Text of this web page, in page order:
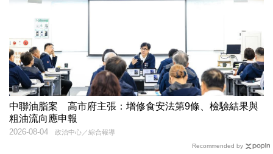
中聯油脂案 高市府主張：增修食安法第9條、檢驗結果與
粗油流向應申報
政治中心／綜合報導
2026-08-04
Recommended by